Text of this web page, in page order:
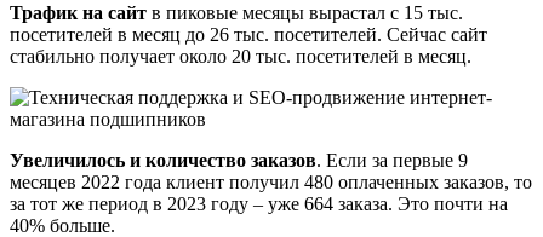
Трафик на сайт в пиковые месяцы вырастал с 15 тыс.
посетителей в месяц до 26 тыс. посетителей. Сейчас сайт
стабильно получает около 20 тыс. посетителей в месяц.
Увеличилось и количество заказов. Если за первые 9
месяцев 2022 года клиент получил 480 оплаченных заказов, то
за тот же период в 2023 году – уже 664 заказа. Это почти на
40% больше.